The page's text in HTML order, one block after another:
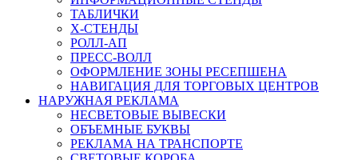
ТАБЛИЧКИ
X-СТЕНДЫ
РОЛЛ-АП
ПРЕСС-ВОЛЛ
ОФОРМЛЕНИЕ ЗОНЫ РЕСЕПШЕНА
НАВИГАЦИЯ ДЛЯ ТОРГОВЫХ ЦЕНТРОВ
НАРУЖНАЯ РЕКЛАМА
НЕСВЕТОВЫЕ ВЫВЕСКИ
ОБЪЕМНЫЕ БУКВЫ
РЕКЛАМА НА ТРАНСПОРТЕ